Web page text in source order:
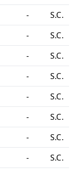
-
S.C.
-
S.C.
-
S.C.
-
S.C.
-
S.C.
-
S.C.
-
S.C.
-
S.C.